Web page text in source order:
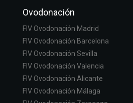
Ovodonación
FIV Ovodonación Madrid
FIV Ovodonación Barcelona
FIV Ovodonación Sevilla
FIV Ovodonación Valencia
FIV Ovodonación Alicante
FIV Ovodonación Málaga